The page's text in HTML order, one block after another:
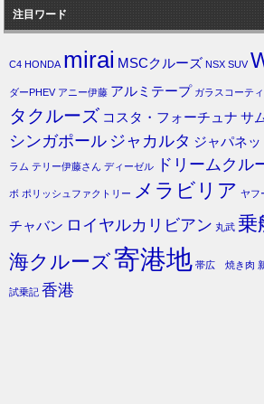
注目ワード
C4 HONDA mirai MSCクルーズ NSX SUV
ダーPHEV アニー伊藤 アルミテープ ガラスコーテ
タクルーズ コスタ・フォーチュナ サ
シンガポール ジャカルタ ジャパネッ
ラム テリー伊藤さん ディーゼル ドリームクル
ボ ポリッシュファクトリー メラビリア ヤフ
チャバン ロイヤルカリビアン 丸武 乗
海クルーズ寄港地 帯広 焼き肉
試乗記 香港